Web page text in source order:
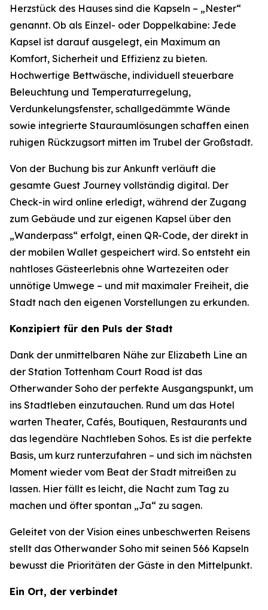
Herzstück des Hauses sind die Kapseln – „Nester“
genannt. Ob als Einzel- oder Doppelkabine: Jede
Kapsel ist darauf ausgelegt, ein Maximum an
Komfort, Sicherheit und Effizienz zu bieten.
Hochwertige Bettwäsche, individuell steuerbare
Beleuchtung und Temperaturregelung,
Verdunkelungsfenster, schallgedämmte Wände
sowie integrierte Stauraumlösungen schaffen einen
ruhigen Rückzugsort mitten im Trubel der Großstadt.
Von der Buchung bis zur Ankunft verläuft die
gesamte Guest Journey vollständig digital. Der
Check-in wird online erledigt, während der Zugang
zum Gebäude und zur eigenen Kapsel über den
„Wanderpass“ erfolgt, einen QR-Code, der direkt in
der mobilen Wallet gespeichert wird. So entsteht ein
nahtloses Gästeerlebnis ohne Wartezeiten oder
unnötige Umwege – und mit maximaler Freiheit, die
Stadt nach den eigenen Vorstellungen zu erkunden.
Konzipiert für den Puls der Stadt
Dank der unmittelbaren Nähe zur Elizabeth Line an
der Station Tottenham Court Road ist das
Otherwander Soho der perfekte Ausgangspunkt, um
ins Stadtleben einzutauchen. Rund um das Hotel
warten Theater, Cafés, Boutiquen, Restaurants und
das legendäre Nachtleben Sohos. Es ist die perfekte
Basis, um kurz runterzufahren – und sich im nächsten
Moment wieder vom Beat der Stadt mitreißen zu
lassen. Hier fällt es leicht, die Nacht zum Tag zu
machen und öfter spontan „Ja“ zu sagen.
Geleitet von der Vision eines unbeschwerten Reisens
stellt das Otherwander Soho mit seinen 566 Kapseln
bewusst die Prioritäten der Gäste in den Mittelpunkt.
Ein Ort, der verbindet